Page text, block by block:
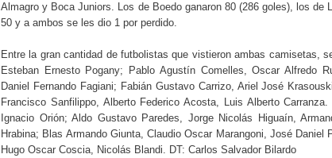
Almagro y Boca Juniors. Los de Boedo ganaron 80 (286 goles), los de
50 y a ambos se les dio 1 por perdido.
Entre la gran cantidad de futbolistas que vistieron ambas camisetas,
Esteban Ernesto Pogany; Pablo Agustín Comelles, Oscar Alfredo
Daniel Fernando Fagiani; Fabián Gustavo Carrizo, Ariel José
Francisco Sanfilippo, Alberto Federico Acosta, Luis Alberto
Ignacio Orión; Aldo Gustavo Paredes, Jorge Nicolás Higuaín,
Hrabina; Blas Armando Giunta, Claudio Oscar Marangoni, José Daniel
Hugo Oscar Coscia, Nicolás Blandi. DT: Carlos Salvador Bilardo